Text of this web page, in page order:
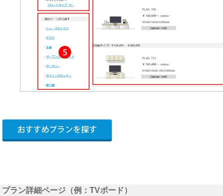
プラン詳細ページ（例：TVボード）